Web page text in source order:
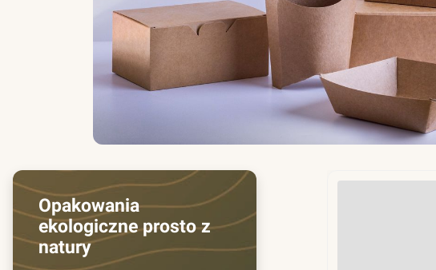
Opakowania
ekologiczne prosto z
natury